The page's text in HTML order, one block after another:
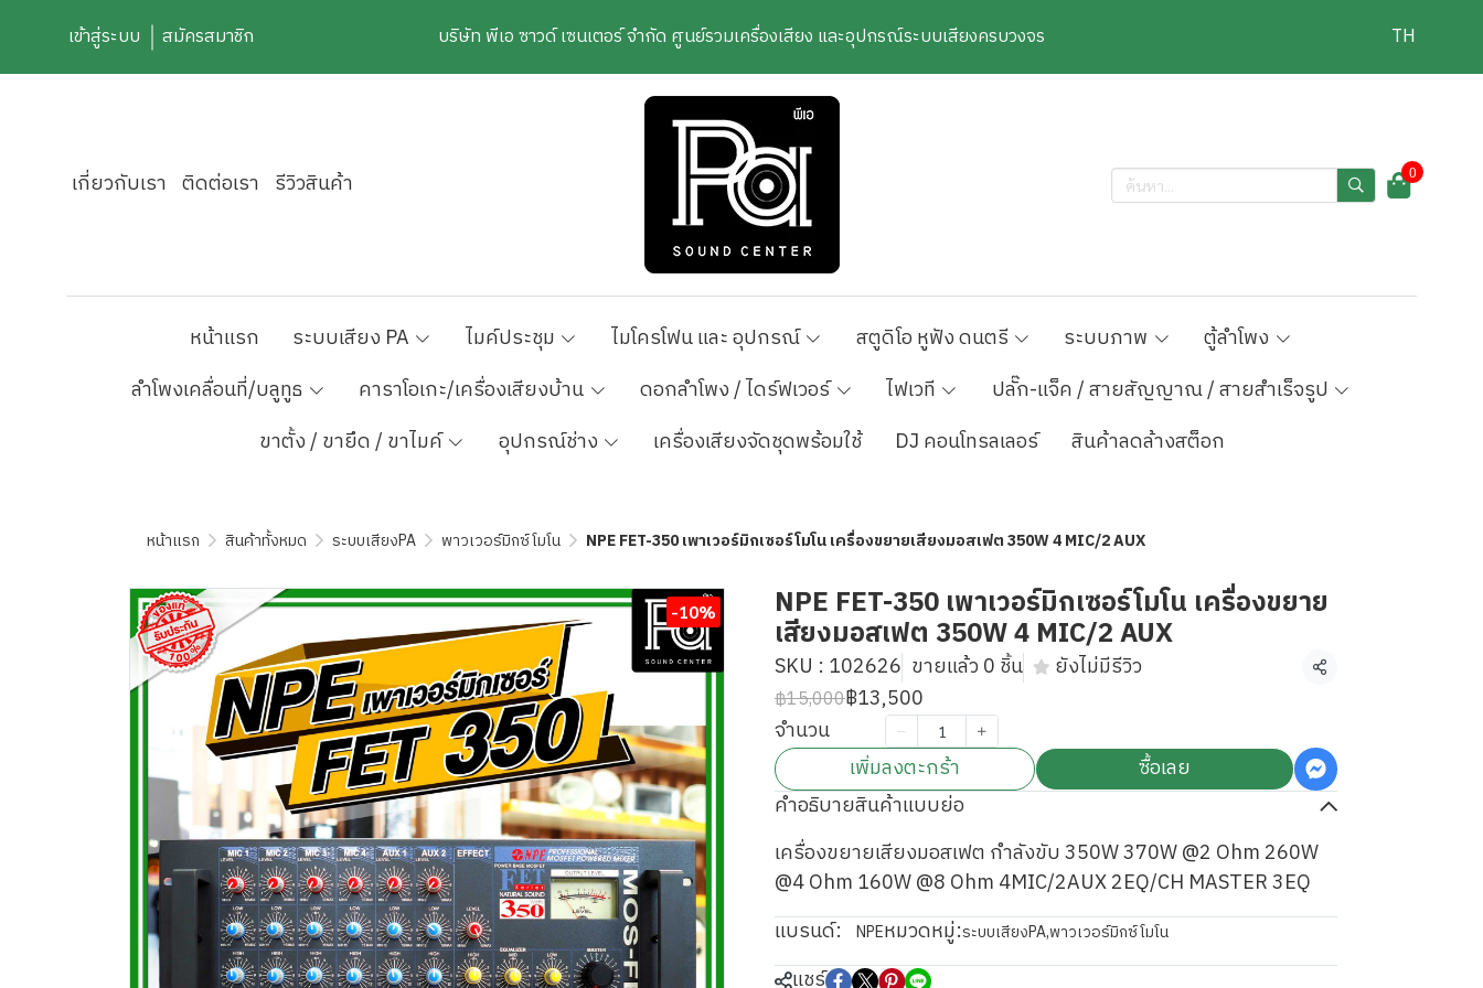
เข้าสู่ระบบ สมัครสมาชิก บริษัท พีเอ ซาวด์ เซนเตอร์ จำกัด ศูนย์รวมเครื่องเสียง และอุปกรณ์ระบบเสียงครบวงจร TH
เกี่ยวกับเรา ติดต่อเรา รีวิวสินค้า 0
หน้าแรก ระบบเสียง PA ไมค์ประชุม ไมโครโฟน และ อุปกรณ์ สตูดิโอ หูฟัง ดนตรี ระบบภาพ
ตู้ลำโพง
ลำโพงเคลื่อนที่/บลูทูธ
คาราโอเกะ/เครื่องเสียงบ้าน ดอกลำโพง / ไดร์ฟเวอร์ ไฟเวที
ปลั๊ก-แจ็ค / สายสัญญาณ / สายสำเร็จรูป
ขาตั้ง / ขายึด / ขาไมค์
อุปกรณ์ช่าง เครื่องเสียงจัดชุดพร้อมใช้ DJ คอนโทรลเลอร์ สินค้าลดล้างสต็อก
หน้าแรก สินค้าทั้งหมด ระบบเสียงPA พาวเวอร์มิกซ์โมโน NPE FET-350 เพาเวอร์มิกเซอร์โมโน เครื่องขยายเสียงมอสเฟต 350W 4 MIC/2 AUX
-10% NPE FET-350 เพาเวอร์มิกเซอร์โมโน เครื่องขยาย
เสียงมอสเฟต 350W 4 MIC/2 AUX
SKU : 102626 ขายแล้ว 0 ชิ้น ยังไม่มีรีวิว แชร์
฿15,000฿13,500
จำนวน
เพิ่มลงตะกร้า
ซื้อเลย
คำอธิบายสินค้าแบบย่อ
เครื่องขยายเสียงมอสเฟต กำลังขับ 350W 370W @2 Ohm 260W
@4 Ohm 160W @8 Ohm 4MIC/2AUX 2EQ/CH MASTER 3EQ
แบรนด์:
NPEหมวดหมู่:ระบบเสียงPA,พาวเวอร์มิกซ์โมโน
แชร์